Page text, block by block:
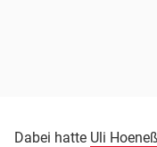
Dabei hatte Uli Hoeneß